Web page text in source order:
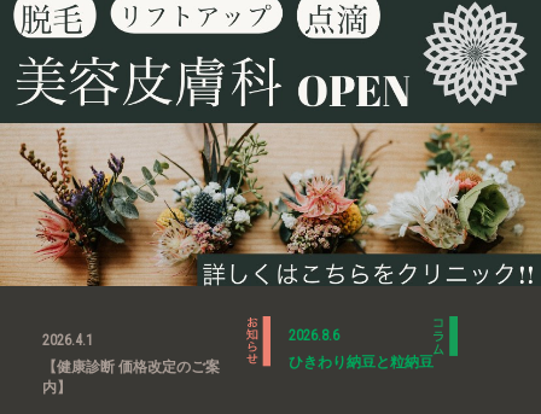
2026.4.1
【健康診断 価格改定のご案
内】
2026.8.6
ひきわり納豆と粒納豆